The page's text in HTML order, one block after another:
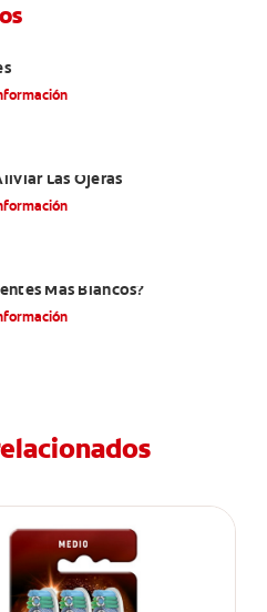
Las Ojeras
Más Blancos?